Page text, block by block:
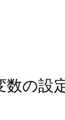
数の設